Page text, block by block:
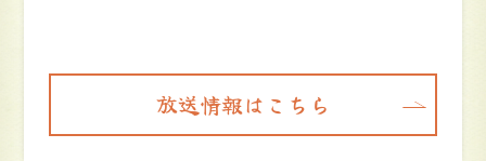
放送情報はこちら